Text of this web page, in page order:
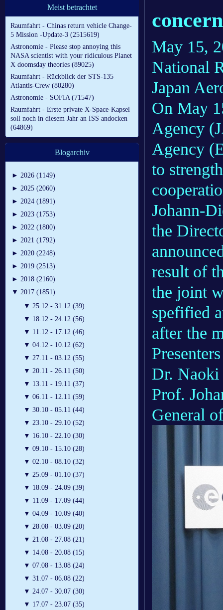
Meist betrachtet
Raumfahrt - Chinas return vehicle Change-
5 Mission -Update-3 (2515619)
Astronomie - Please stop annoying this
NASA scientist with your ridiculous Planet
X doomsday theories (89025)
Raumfahrt - Rückblick der STS-135
Atlantis-Crew (80280)
Astronomie - SOFIA (71547)
Raumfahrt - Erste private X-Space-Kapsel
soll noch in diesem Jahr an ISS andocken
(64869)
Blogarchiv
► 2026 (1149)
► 2025 (2060)
► 2024 (1891)
► 2023 (1753)
► 2022 (1800)
► 2021 (1792)
► 2020 (2248)
► 2019 (2513)
► 2018 (2160)
▼ 2017 (1851)
▼ 25.12 - 31.12 (39)
▼ 18.12 - 24.12 (56)
▼ 11.12 - 17.12 (46)
▼ 04.12 - 10.12 (62)
▼ 27.11 - 03.12 (55)
▼ 20.11 - 26.11 (50)
▼ 13.11 - 19.11 (37)
▼ 06.11 - 12.11 (59)
▼ 30.10 - 05.11 (44)
▼ 23.10 - 29.10 (52)
▼ 16.10 - 22.10 (30)
▼ 09.10 - 15.10 (28)
▼ 02.10 - 08.10 (32)
▼ 25.09 - 01.10 (37)
▼ 18.09 - 24.09 (39)
▼ 11.09 - 17.09 (44)
▼ 04.09 - 10.09 (40)
▼ 28.08 - 03.09 (20)
▼ 21.08 - 27.08 (21)
▼ 14.08 - 20.08 (15)
▼ 07.08 - 13.08 (24)
▼ 31.07 - 06.08 (22)
▼ 24.07 - 30.07 (30)
▼ 17.07 - 23.07 (35)
May 15,
National
Japan
On May
Agency
Agency
to
Johann-
the
result of
the joint
spefified
after the
Presenters
Dr.
Prof.
General